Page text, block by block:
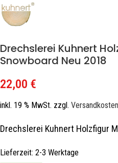
Drechslerei Kuhnert
Snowboard Neu 2018
22,00 €
inkl. 19 % MwSt. zzgl. Versandkosten
Drechslerei Kuhnert Holzfigur
Lieferzeit: 2-3 Werktage